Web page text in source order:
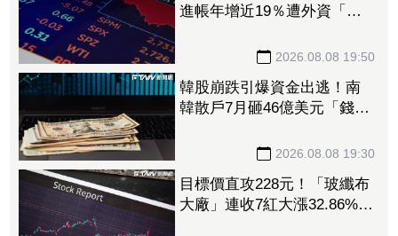
進帳年增近19％遭外資「砍
營收刷49個月新高也挨刀
2026.08.08 19:50
韓股崩跌引爆資金出逃！南
韓散戶7月砸46億美元「錢」
2026.08.08 19:30
目標價直攻228元！「玻纖布
大廠」連收7紅大漲32.86%